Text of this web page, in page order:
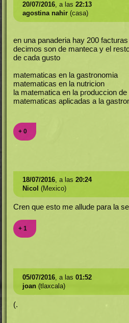
20/07/2016, a las 22:13
agostina nahir(casa)
en una panaderia hay 200
decimos son de manteca y el
de cada gusto
matematicas en la gastronomia
matematicas en la nutricion
la matematica en la produccion de
matematicas aplicadas a la
+ 0
18/07/2016, a las 20:24
Nicol (Mexico)
Cren que esto me allude para la
+ 1
05/07/2016, a las 01:52
joan(tlaxcala)
(.